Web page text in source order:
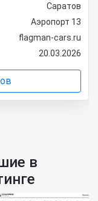
Саратов
Аэропорт 13
flagman-cars.ru
20.03.2026
в